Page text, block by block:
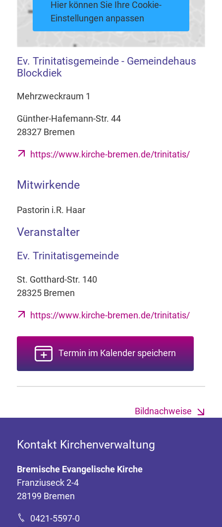
Hier können Sie Ihre Cookie-
Einstellungen anpassen
Ev. Trinitatisgemeinde - Gemeindehaus
Blockdiek
Mehrzweckraum 1
Günther-Hafemann-Str. 44
28327 Bremen
https://www.kirche-bremen.de/trinitatis/
Mitwirkende
Pastorin i.R. Haar
Veranstalter
Ev. Trinitatisgemeinde
St. Gotthard-Str. 140
28325 Bremen
https://www.kirche-bremen.de/trinitatis/
Termin im Kalender speichern
Bildnachweise
Kontakt Kirchenverwaltung
Bremische Evangelische Kirche
Franziuseck 2-4
28199 Bremen
0421-5597-0